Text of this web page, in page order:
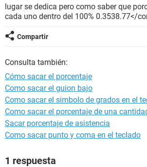
lugar se dedica pero como saber que
cada uno dentro del 100% 0.3538.77</
Compartir
Consulta también:
Cómo sacar el porcentaje
Como sacar el guion bajo
Como sacar el simbolo de grados en el
Como sacar el porcentaje de una
Sacar porcentaje de asistencia
Como sacar punto y coma en el teclado
1 respuesta